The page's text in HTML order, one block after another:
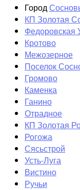
Город
КП Золотая
Федоровская
Кротово
Межозерное
Поселок
Громово
Каменка
Ганино
Отрадное
КП Золотая
Рогожа
Сясьстрой
Усть-Луга
Вистино
Ручьи